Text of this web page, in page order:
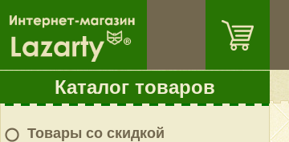
Каталог товаров
Товары со скидкой